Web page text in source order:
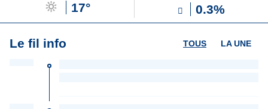
17° 0.3%
Le fil info LA UNE
TOUS